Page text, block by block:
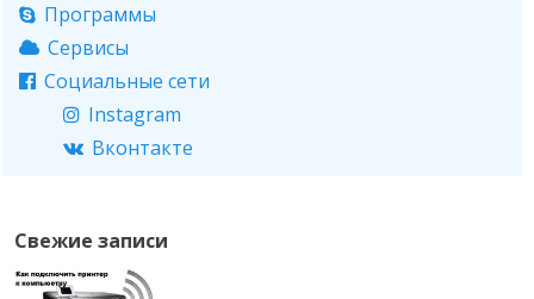
Программы
Сервисы
Социальные сети
Instagram
Вконтакте
Свежие записи